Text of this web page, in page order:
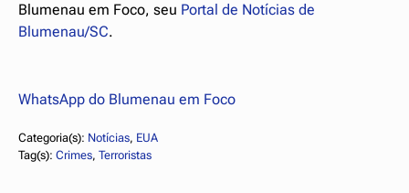
Blumenau em Foco, seu Portal de Notícias de
Blumenau/SC.
WhatsApp do Blumenau em Foco
Categoria(s): Notícias, EUA
Tag(s): Crimes, Terroristas